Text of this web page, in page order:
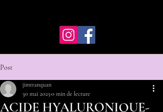
Post
ACIDE HYALURONIQUE-
jimtranquan
30 mai 20250 min de lecture